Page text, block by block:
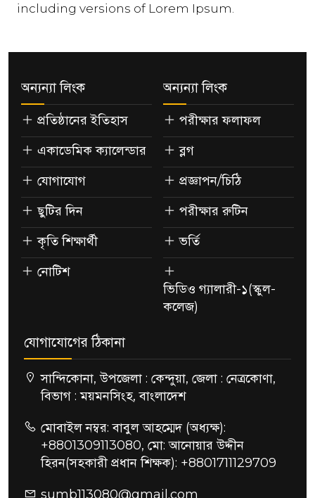
including versions of Lorem Ipsum.
অন্যন্যা লিংক
প্রতিষ্ঠানের ইতিহাস
একাডেমিক ক্যালেন্ডার
যোগাযোগ
ছুটির দিন
কৃতি শিক্ষার্থী
নোটিশ
অন্যন্যা লিংক
পরীক্ষার ফলাফল
ব্লগ
প্রজ্ঞাপন/চিঠি
পরীক্ষার রুটিন
ভর্তি
ভিডিও গ্যালারী-১(স্কুল-
কলেজ)
যোগাযোগের ঠিকানা
সান্দিকোনা, উপজেলা : কেন্দুয়া, জেলা : নেত্রকোণা,
বিভাগ : ময়মনসিংহ, বাংলাদেশ
মোবাইল নম্বর: বাবুল আহম্মেদ (অধ্যক্ষ):
+8801309113080, মো: আনোয়ার উদ্দীন
হিরন(সহকারী প্রধান শিক্ষক): +8801711129709
sumb113080@gmail.com